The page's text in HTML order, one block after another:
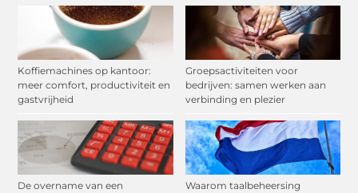
Koffiemachines op kantoor:
meer comfort, productiviteit en
gastvrijheid
Groepsactiviteiten voor
bedrijven: samen werken aan
verbinding en plezier
De overname van een
Waarom taalbeheersing